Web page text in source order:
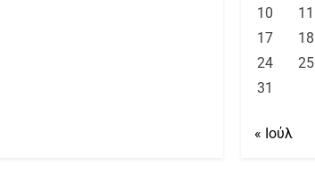
10
11
17
18
24
25
31
« Ιούλ